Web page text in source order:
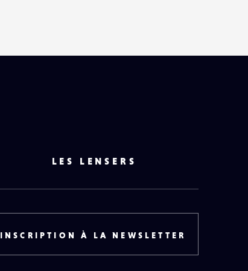
LES LENSERS
INSCRIPTION À LA NEWSLETTER